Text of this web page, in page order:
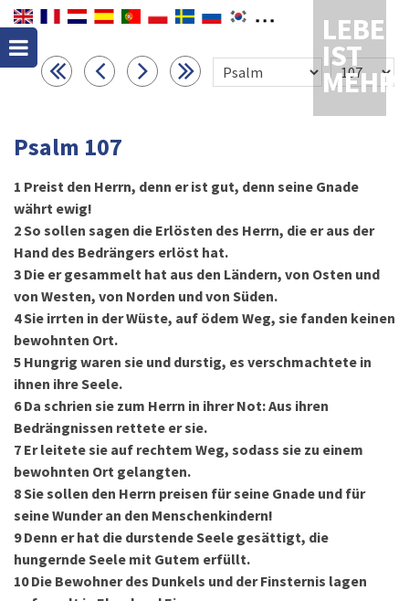
LEBEN
IST
MEHR
Psalm 107
1 Preist den Herrn, denn er ist gut, denn seine Gnade
währt ewig!
2So sollen sagen die Erlösten des Herrn, die er aus der
Hand des Bedrängers erlöst hat.
3 Die er gesammelt hat aus den Ländern, von Osten und
von Westen, von Norden und von Süden.
4Sie irrten in der Wüste, auf ödem Weg, sie fanden keinen
bewohnten Ort.
5 Hungrig waren sie und durstig, es verschmachtete in
ihnen ihre Seele.
6 Da schrien sie zum Herrn in ihrer Not: Aus ihren
Bedrängnissen rettete er sie.
7 Er leitete sie auf rechtem Weg, sodass sie zu einem
bewohnten Ort gelangten.
8Sie sollen den Herrn preisen für seine Gnade und für
seine Wunder an den Menschenkindern!
9 Denn er hat die durstende Seele gesättigt, die
hungernde Seele mit Gutem erfüllt.
10 Die Bewohner des Dunkels und der Finsternis lagen